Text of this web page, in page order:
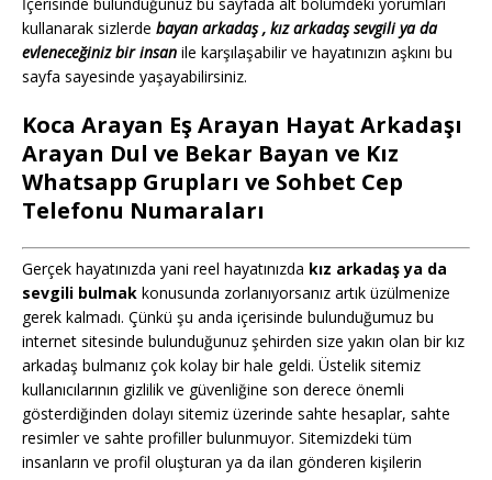
kullanarak sizlerde bayan arkadaş , kız arkadaş sevgili ya da
evleneceğiniz bir insan ile karşılaşabilir ve hayatınızın aşkını bu
sayfa sayesinde yaşayabilirsiniz.
Koca Arayan Eş Arayan Hayat Arkadaşı
Arayan Dul ve Bekar Bayan ve Kız
Whatsapp Grupları ve Sohbet Cep
Telefonu Numaraları
Gerçek hayatınızda yani reel hayatınızda kız arkadaş ya da
sevgili bulmak konusunda zorlanıyorsanız artık üzülmenize
gerek kalmadı. Çünkü şu anda içerisinde bulunduğumuz bu
internet sitesinde bulunduğunuz şehirden size yakın olan bir kız
arkadaş bulmanız çok kolay bir hale geldi. Üstelik sitemiz
kullanıcılarının gizlilik ve güvenliğine son derece önemli
gösterdiğinden dolayı sitemiz üzerinde sahte hesaplar, sahte
resimler ve sahte profiller bulunmuyor. Sitemizdeki tüm
insanların ve profil oluşturan ya da ilan gönderen kişilerin